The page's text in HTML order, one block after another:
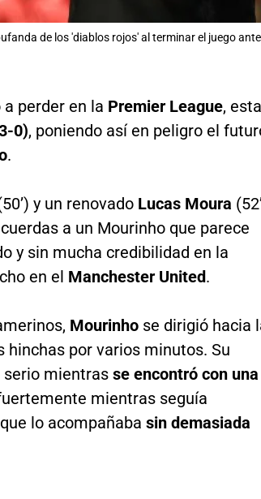
de los 'diablos rojos' al terminar el juego
perder en la Premier League, esta
0), poniendo así en peligro el
.
y un renovado Lucas Moura
a un Mourinho que parece
y sin mucha credibilidad en la
en el Manchester United.
Mourinhose dirigió hacia
hinchas por varios minutos. Su
mientras se encontró con una
mientras seguía
lo acompañaba sin demasiada